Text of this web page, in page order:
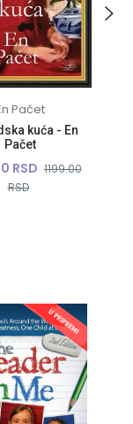
Pačet
kuća - En
Pačet
RSD 1199.00
RSD